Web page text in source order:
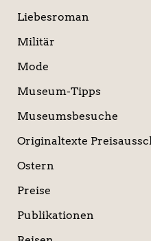
Liebesroman
Militär
Mode
Museum-Tipps
Museumsbesuche
Originaltexte
Ostern
Preise
Publikationen